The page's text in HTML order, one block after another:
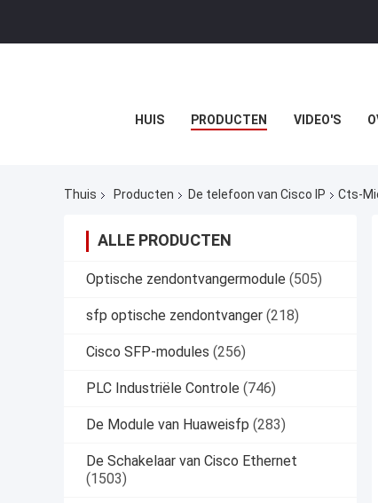
HUIS PRODUCTEN VIDEO'S
Thuis Producten De telefoon van Cisco IP Cts-
ALLE PRODUCTEN
Optische zendontvangermodule (505)
sfp optische zendontvanger (218)
Cisco SFP-modules (256)
PLC Industriële Controle (746)
De Module van Huaweisfp (283)
De Schakelaar van Cisco Ethernet
(1503)